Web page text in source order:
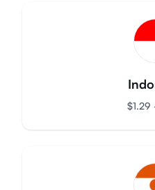
$
$
1.29